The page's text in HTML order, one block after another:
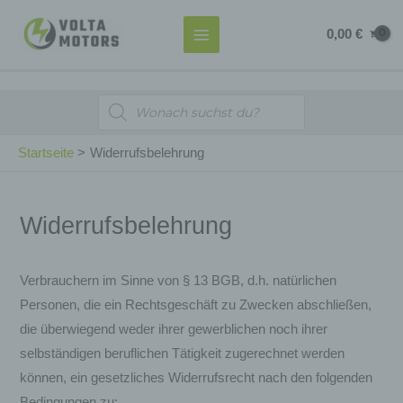
Inhalt
MAIN
MENU
0,00€
search
Startseite Widerrufsbelehrung
Widerrufsbelehrung
Verbrauchern im Sinne von § 13 BGB, d.h. natürlichen
Personen, die ein Rechtsgeschäft zu Zwecken abschließen,
die überwiegend weder ihrer gewerblichen noch ihrer
selbständigen beruflichen Tätigkeit zugerechnet werden
können, ein gesetzliches Widerrufsrecht nach den folgenden